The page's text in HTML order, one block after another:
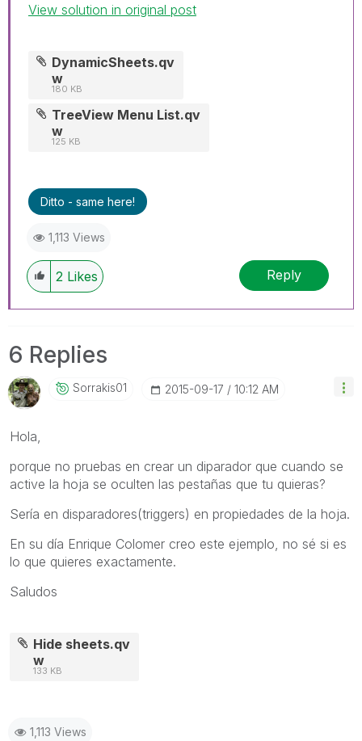
View solution in original post
DynamicSheets.qv
w
180 KB
TreeView Menu List.qv
w
125 KB
Ditto - same here!
1,113 Views
2 Likes Reply
6 Replies
Sorrakis01 ‎2015-09-17 10:12 AM
Hola,
porque no pruebas en crear un diparador que cuando se
active la hoja se oculten las pestañas que tu quieras?
Sería en disparadores(triggers) en propiedades de la hoja.
En su día Enrique Colomer creo este ejemplo, no sé si es
lo que quieres exactamente.
Saludos
Hide sheets.qv
w
133 KB
1,113 Views